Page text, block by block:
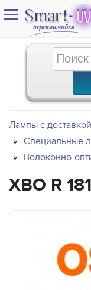
Лампы с
Специальные
Волоконно-
XBO R